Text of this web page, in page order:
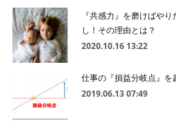
『共感力』を磨けばや
し！その理由とは？
2020.10.16 13:22
仕事の『損益分岐点』を
2019.06.13 07:49